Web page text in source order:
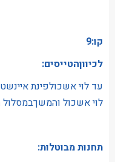
קו:9
לכיווןהטייסים:
עד לוי אשכולפינת
לוי אשכול והמשךבמסלול
תחנות מבוטלות: